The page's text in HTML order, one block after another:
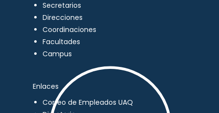
Secretarios
Direcciones
Coordinaciones
Facultades
Campus
Enlaces
Correo de Empleados UAQ